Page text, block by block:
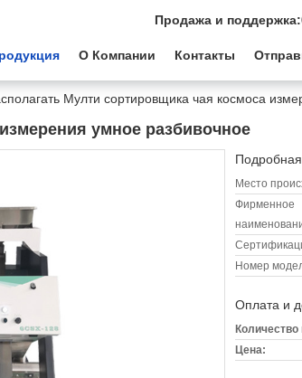
Продажа и поддержка:
О Компании Контакты
Мулти сортировщика чая космоса
умное разбивочное
Место
Фирменное
Номер
Оплата и
Количество
Цена: